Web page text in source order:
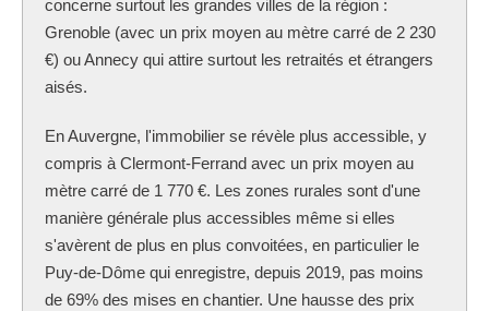
concerne surtout les grandes villes de la région :
Grenoble (avec un prix moyen au mètre carré de 2 230
€) ou Annecy qui attire surtout les retraités et étrangers
aisés.
En Auvergne, l'immobilier se révèle plus accessible, y
compris à Clermont-Ferrand avec un prix moyen au
mètre carré de 1 770 €. Les zones rurales sont d'une
manière générale plus accessibles même si elles
s'avèrent de plus en plus convoitées, en particulier le
Puy-de-Dôme qui enregistre, depuis 2019, pas moins
de 69% des mises en chantier. Une hausse des prix